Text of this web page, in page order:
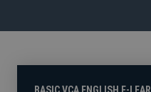
BELASTING
/